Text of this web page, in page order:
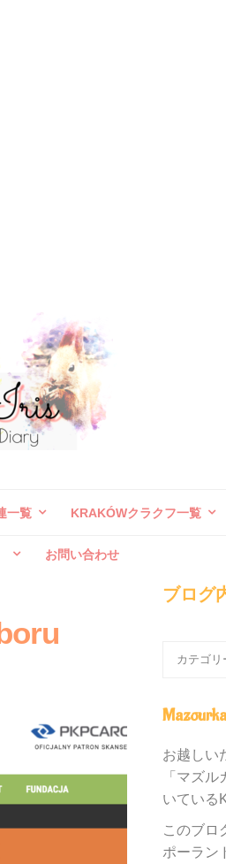
一覧 KRAKÓWクラクフ一覧
お問い合わせ
ブログ
内
の
テ
ゴ
リ
別
検
お越しい
「マズ
いている
このブロ
ポーラン